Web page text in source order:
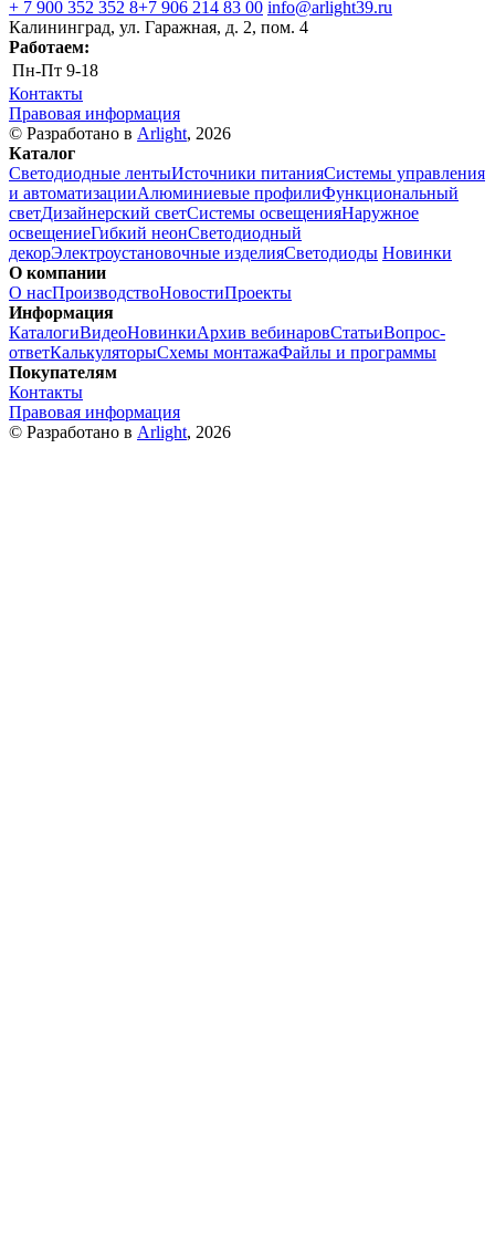
+ 7 900 352 352 8+7 906 214 83 00 info@arlight39.ru
Калининград, ул. Гаражная, д. 2, пом. 4
Работаем:
Пн-Пт 9-18
Контакты
Правовая информация
© Разработано в Arlight, 2026
Каталог
Светодиодные лентыИсточники питанияСистемы управления
и автоматизацииАлюминиевые профилиФункциональный
светДизайнерский светСистемы освещенияНаружное
освещениеГибкий неонСветодиодный
декорЭлектроустановочные изделияСветодиоды Новинки
О компании
О насПроизводствоНовостиПроекты
Информация
КаталогиВидеоНовинкиАрхив вебинаровСтатьиВопрос-
ответКалькуляторыСхемы монтажаФайлы и программы
Покупателям
Контакты
Правовая информация
© Разработано в Arlight, 2026